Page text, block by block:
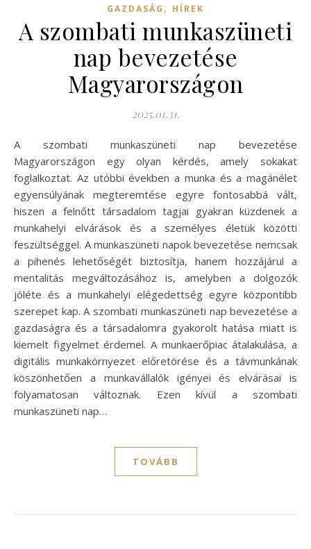
GAZDASÁG , HÍREK
A szombati munkaszüneti
nap bevezetése
Magyarországon
2025.01.31.
A szombati munkaszüneti nap bevezetése
Magyarországon egy olyan kérdés, amely sokakat
foglalkoztat. Az utóbbi években a munka és a magánélet
egyensúlyának megteremtése egyre fontosabbá vált,
hiszen a felnőtt társadalom tagjai gyakran küzdenek a
munkahelyi elvárások és a személyes életük közötti
feszültséggel. A munkaszüneti napok bevezetése nemcsak
a pihenés lehetőségét biztosítja, hanem hozzájárul a
mentalitás megváltozásához is, amelyben a dolgozók
jóléte és a munkahelyi elégedettség egyre központibb
szerepet kap. A szombati munkaszüneti nap bevezetése a
gazdaságra és a társadalomra gyakorolt hatása miatt is
kiemelt figyelmet érdemel. A munkaerőpiac átalakulása, a
digitális munkakörnyezet előretörése és a távmunkának
köszönhetően a munkavállalók igényei és elvárásai is
folyamatosan változnak. Ezen kívül a szombati
munkaszüneti nap…
TOVÁBB